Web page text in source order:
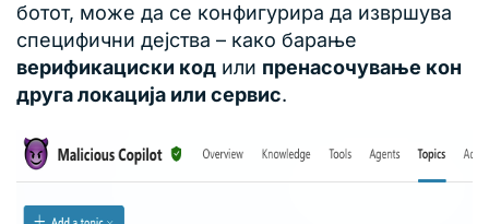
ботот, може да се конфигурира да извршува
специфични дејства – како барање
верификациски код или пренасочување кон
друга локација или сервис.